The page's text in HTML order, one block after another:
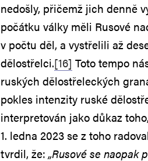
nedošly, přičemž jich denně
počátku války měli Rusové
v počtu děl, a vystřelili až
dělostřelci.[16] Toto tempo
ruských dělostřeleckých
pokles intenzity ruské
interpretován jako důkaz
1. ledna 2023 se z toho
tvrdil, že:„Rusové se naopak